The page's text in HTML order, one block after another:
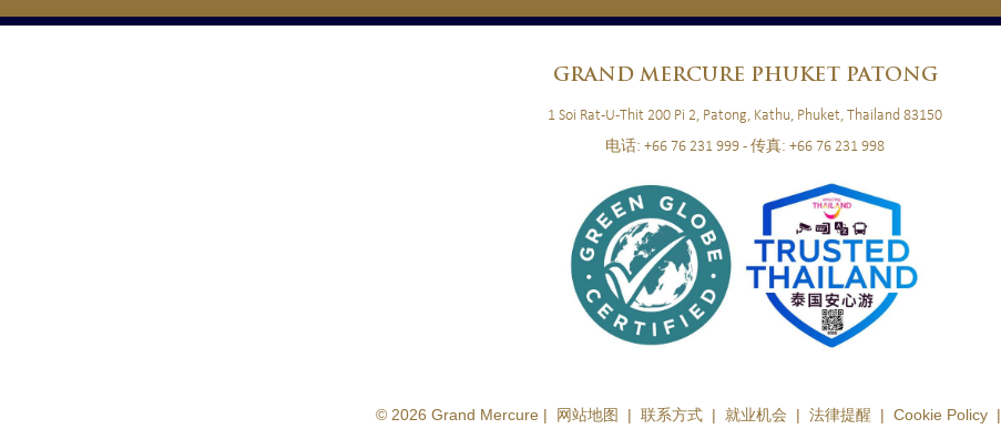
GRANDMERCURE PHUKET PATONG
1 Soi Rat-U-Thit 200 Pi 2, Patong, Kathu, Phuket, Thailand 83150
电话: +66 76 231 999 - 传真: +66 76 231 998
© 2026 Grand Mercure | 网站地图 | 联系方式| 就业机会 | 法律提醒 | Cookie Policy|